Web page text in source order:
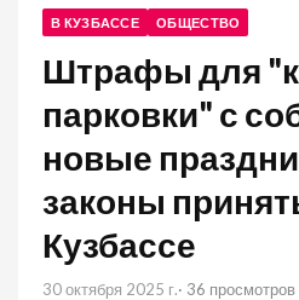
В КУЗБАССЕ ОБЩЕСТВО
Штрафы для
парковки" с
новые
законы
Кузбассе
30 октября 2025 г.· 36 просмотров